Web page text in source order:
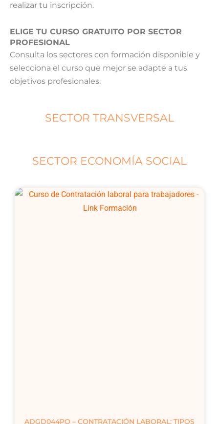
realizar tu inscripción.
ELIGE TU CURSO GRATUITO POR SECTOR
PROFESIONAL
Consulta los sectores con formación disponible y
selecciona el curso que mejor se adapte a tus
objetivos profesionales.
SECTOR TRANSVERSAL
SECTOR ECONOMÍA SOCIAL
ADGD044PO – CONTRATACIÓN LABORAL: TIPOS